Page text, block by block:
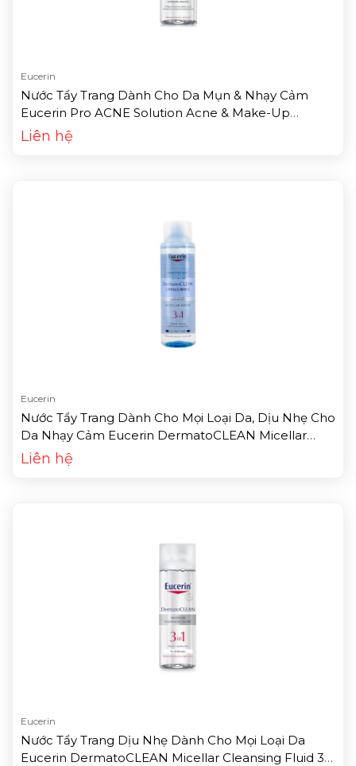
Eucerin
Nước Tẩy Trang Dành Cho Da Mụn & Nhạy Cảm
Eucerin Pro ACNE Solution Acne & Make-Up
Cleansing Water (200ml)
Liên hệ
Eucerin
Nước Tẩy Trang Dành Cho Mọi Loại Da, Dịu Nhẹ Cho
Da Nhạy Cảm Eucerin DermatoCLEAN Micellar
Cleansing Fluid 3 In 1 (125ml)
Liên hệ
Eucerin
Nước Tẩy Trang Dịu Nhẹ Dành Cho Mọi Loại Da
Eucerin DermatoCLEAN Micellar Cleansing Fluid 3